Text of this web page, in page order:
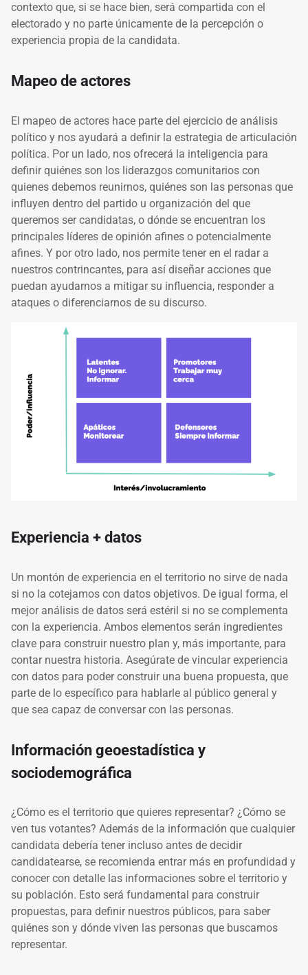
contexto que, si se hace bien, será compartida con el
electorado y no parte únicamente de la percepción o
experiencia propia de la candidata.
Mapeo de actores
El mapeo de actores hace parte del ejercicio de análisis
político y nos ayudará a definir la estrategia de articulación
política. Por un lado, nos ofrecerá la inteligencia para
definir quiénes son los liderazgos comunitarios con
quienes debemos reunirnos, quiénes son las personas que
influyen dentro del partido u organización del que
queremos ser candidatas, o dónde se encuentran los
principales líderes de opinión afines o potencialmente
afines. Y por otro lado, nos permite tener en el radar a
nuestros contrincantes, para así diseñar acciones que
puedan ayudarnos a mitigar su influencia, responder a
ataques o diferenciarnos de su discurso.
Experiencia + datos
Un montón de experiencia en el territorio no sirve de nada
si no la cotejamos con datos objetivos. De igual forma, el
mejor análisis de datos será estéril si no se complementa
con la experiencia. Ambos elementos serán ingredientes
clave para construir nuestro plan y, más importante, para
contar nuestra historia. Asegúrate de vincular experiencia
con datos para poder construir una buena propuesta, que
parte de lo específico para hablarle al público general y
que sea capaz de conversar con las personas.
Información geoestadística y
sociodemográfica
¿Cómo es el territorio que quieres representar? ¿Cómo se
ven tus votantes? Además de la información que cualquier
candidata debería tener incluso antes de decidir
candidatearse, se recomienda entrar más en profundidad y
conocer con detalle las informaciones sobre el territorio y
su población. Esto será fundamental para construir
propuestas, para definir nuestros públicos, para saber
quiénes son y dónde viven las personas que buscamos
representar.